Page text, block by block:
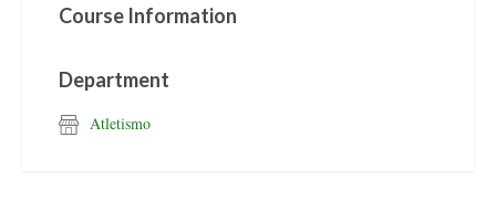
Course Information
Department
Atletismo